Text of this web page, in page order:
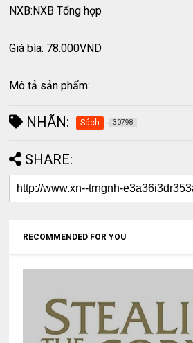
NXB:NXB Tổng hợp
Giá bìa: 78.000VND
Mô tả sản phẩm:
NHÃN: Sách 30798
SHARE:
RECOMMENDED FOR YOU